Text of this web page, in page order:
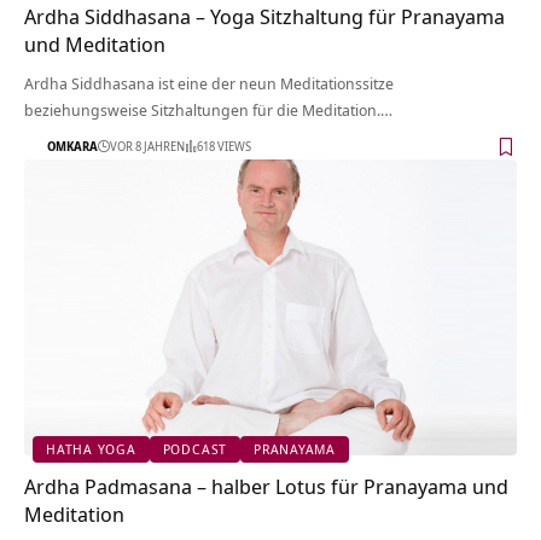
Ardha Siddhasana – Yoga Sitzhaltung für Pranayama
und Meditation
Ardha Siddhasana ist eine der neun Meditationssitze
beziehungsweise Sitzhaltungen für die Meditation.…
OMKARA VOR 8 JAHREN 618 VIEWS
HATHA YOGA PODCAST PRANAYAMA
Ardha Padmasana – halber Lotus für Pranayama und
Meditation